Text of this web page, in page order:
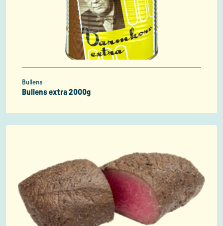
Bullens
Bullens extra 2000g